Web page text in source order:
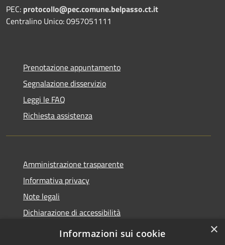
PEC: protocollo@pec.comune.belpasso.ct.it
Centralino Unico: 0957051111
Prenotazione appuntamento
Segnalazione disservizio
Leggi le FAQ
Richiesta assistenza
Amministrazione trasparente
Informativa privacy
Note legali
Dichiarazione di accessibilità
×
Informazioni sui cookie